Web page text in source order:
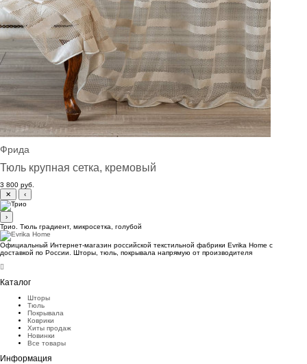
Фрида
Тюль крупная сетка, кремовый
3 800 руб.
✕
‹
›
Трио. Тюль градиент, микросетка, голубой
Официальный Интернет-магазин российской текстильной фабрики Evrika Home c
доставкой по России. Шторы, тюль, покрывала напрямую от производителя
Каталог
Шторы
Тюль
Покрывала
Коврики
Хиты продаж
Новинки
Все товары
Информация